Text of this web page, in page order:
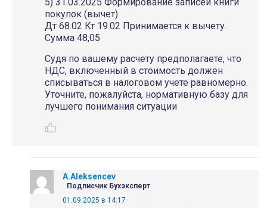
покупок (вычет)
Дт 68.02 Кт 19.02 Принимается к вычету.
Сумма 48,05
Судя по вашему расчету предполагаете, что
НДС, включенный в стоимость должен
списываться в налоговом учете равномерно.
Уточните, пожалуйста, нормативную базу для
лучшего понимания ситуации
A.Aleksencev
Подписчик Бухэксперт
01.09.2025 в 14:17